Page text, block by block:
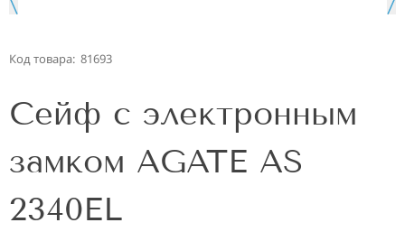
Код товара: 81693
Сейф с электронным
замком AGATE AS
2340EL